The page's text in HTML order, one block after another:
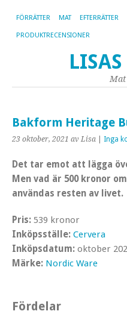
FÖRRÄTTER MAT EFTERRÄTTER
PRODUKTRECENSIONER
LISAS
Mat
Bakform Heritage
23 oktober, 2021 av Lisa Inga
Det tar emot att lägga
Men vad är 500 kronor
användas resten av livet.
Pris: 539 kronor
Inköpsställe: Cervera
Inköpsdatum: oktober
Märke: Nordic Ware
Fördelar